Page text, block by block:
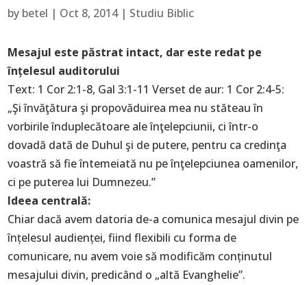
by betel | Oct 8, 2014| Studiu Biblic
Mesajul este păstrat intact, dar este redat pe
înțelesul auditorului
Text: 1 Cor 2:1-8, Gal 3:1-11 Verset de aur: 1 Cor 2:4-5:
„Şi învăţătura şi propovăduirea mea nu stăteau în
vorbirile înduplecătoare ale înţelepciunii, ci într-o
dovadă dată de Duhul şi de putere, pentru ca credinţa
voastră să fie întemeiată nu pe înţelepciunea oamenilor,
ci pe puterea lui Dumnezeu.”
Ideea centrală:
Chiar dacă avem datoria de-a comunica mesajul divin pe
înțelesul audienței, fiind flexibili cu forma de
comunicare, nu avem voie să modificăm conținutul
mesajului divin, predicând o „altă Evanghelie”.